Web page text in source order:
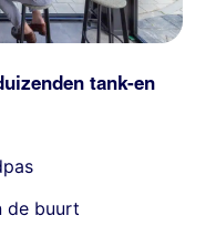
tank-en
de buurt